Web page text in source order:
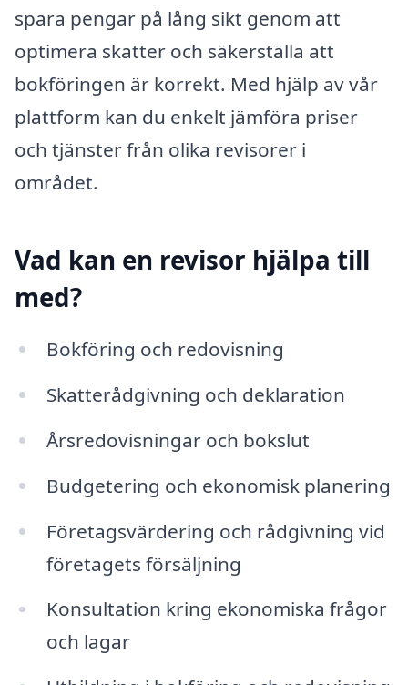
spara pengar på lång sikt genom att
optimera skatter och säkerställa att
bokföringen är korrekt. Med hjälp av vår
plattform kan du enkelt jämföra priser
och tjänster från olika revisorer i
området.
Vad kan en revisor hjälpa till
med?
Bokföring och redovisning
Skatterådgivning och deklaration
Årsredovisningar och bokslut
Budgetering och ekonomisk planering
Företagsvärdering och rådgivning vid
företagets försäljning
Konsultation kring ekonomiska frågor
och lagar